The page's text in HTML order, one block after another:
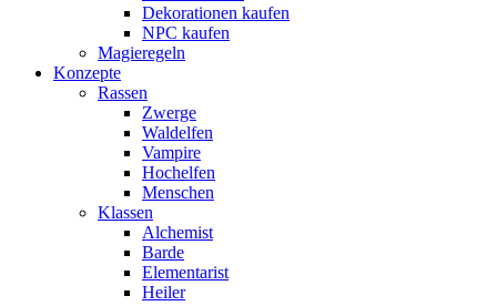
Dekorationen kaufen
NPC kaufen
Magieregeln
Konzepte
Rassen
Zwerge
Waldelfen
Vampire
Hochelfen
Menschen
Klassen
Alchemist
Barde
Elementarist
Heiler